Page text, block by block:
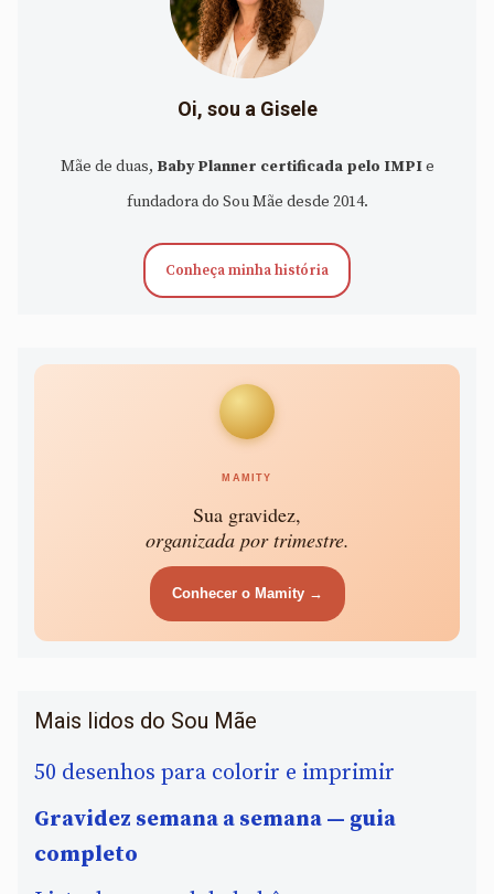
Oi, sou a Gisele
Mãe de duas, Baby Planner certificada pelo IMPIe
fundadora do Sou Mãe desde 2014.
Conheça minha história
MAMITY
Sua gravidez,
organizada por trimestre.
Conhecer o Mamity →
Mais lidos do Sou Mãe
50 desenhos para colorir e imprimir
Gravidez semana a semana — guia
completo